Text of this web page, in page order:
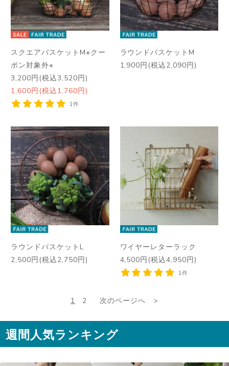
スクエアバスケットM※クー
ポン対象外※
3,200円(税込3,520円)
1,600円(税込1,760円)
1件
ラウンドバスケットM
1,900円(税込2,090円)
ラウンドバスケットL
2,500円(税込2,750円)
ワイヤーレターラック
4,500円(税込4,950円)
1件
1 2 次のページへ
週間人気ランキング